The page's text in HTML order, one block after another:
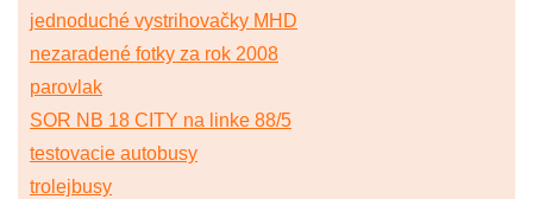
jednoduché vystrihovačky MHD
nezaradené fotky za rok 2008
parovlak
SOR NB 18 CITY na linke 88/5
testovacie autobusy
trolejbusy